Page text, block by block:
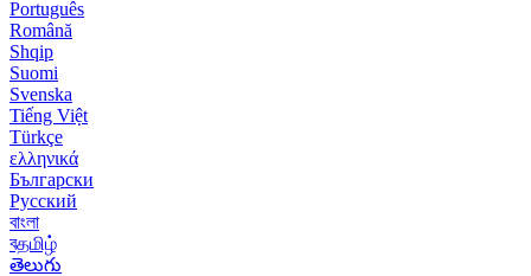
Português
Română
Shqip
Suomi
Svenska
Tiếng Việt
Türkçe
ελληνικά
Български
Русский
বাংলা
বதமிழ்
తెలుగు